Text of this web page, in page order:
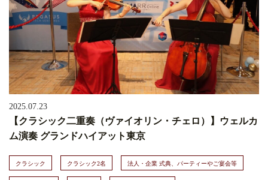
2025.07.23
【クラシック二重奏（ヴァイオリン・チェロ）】ウェルカ
ム演奏 グランドハイアット東京
クラシック クラシック2名 法人・企業 式典、パーティーやご宴会等